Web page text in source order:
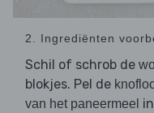
2. Ingrediënten
Schil of schrob de
blokjes. Pel de
van het paneermeel